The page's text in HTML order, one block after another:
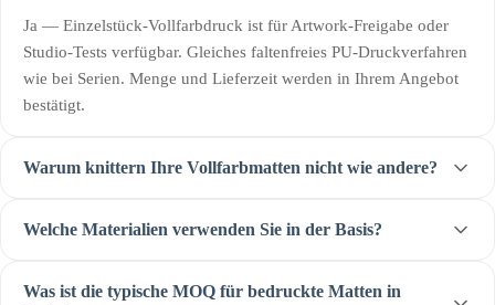
Ja — Einzelstück-Vollfarbdruck ist für Artwork-Freigabe oder
Studio-Tests verfügbar. Gleiches faltenfreies PU-Druckverfahren
wie bei Serien. Menge und Lieferzeit werden in Ihrem Angebot
bestätigt.
Warum knittern Ihre Vollfarbmatten nicht wie andere?
Welche Materialien verwenden Sie in der Basis?
Was ist die typische MOQ für bedruckte Matten in